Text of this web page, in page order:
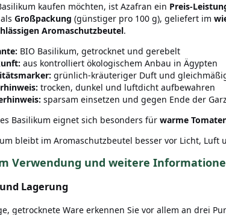
kaufen möchten, ist Azafran ein Preis-
Großpackung (günstiger pro 100 g), geliefert im
Aromaschutzbeutel.
BIO Basilikum, getrocknet und gerebelt
aus kontrolliert ökologischem Anbau in Ägypten
grünlich-kräuteriger Duft und
trocken, dunkel und luftdicht aufbewahren
sparsam einsetzen und gegen Ende der
Basilikum eignet sich besonders für warme
bleibt im Aromaschutzbeutel besser vor Licht,
Verwendung und weitere
Lagerung
getrocknete Ware erkennen Sie vor allem an drei